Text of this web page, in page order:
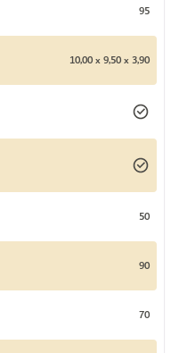
95
10,00 x 9,50 x 3,90
50
90
70